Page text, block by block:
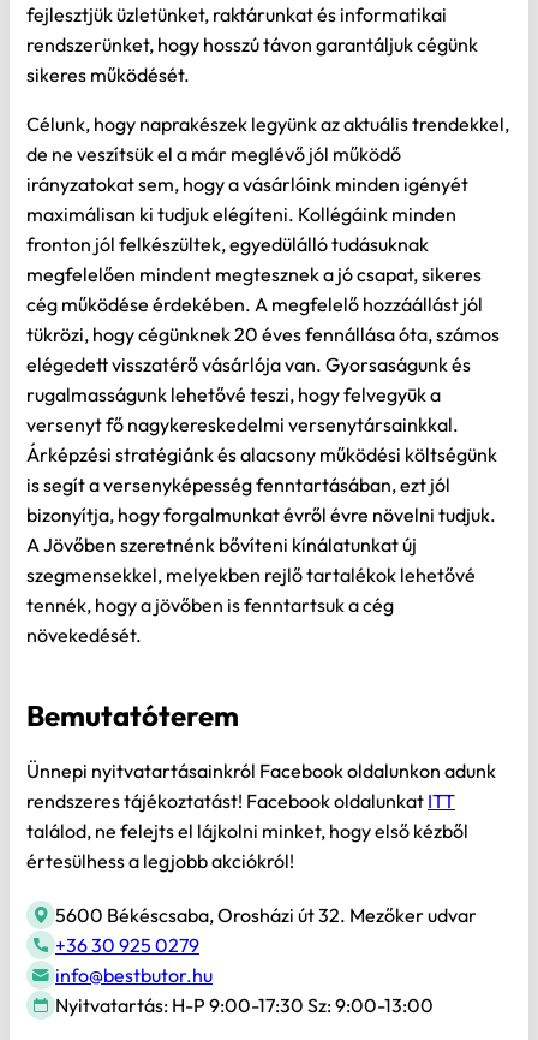
rendszerünket, hogy hosszú távon garantáljuk cégünk
sikeres működését.
de ne veszítsük el a már meglévő jól működő
irányzatokat sem, hogy a vásárlóink minden igényét
maximálisan ki tudjuk elégíteni. Kollégáink minden
fronton jól felkészültek, egyedülálló tudásuknak
megfelelően mindent megtesznek a jó csapat, sikeres
cég működése érdekében. A megfelelő hozzáállást jól
tükrözi, hogy cégünknek 20 éves fennállása óta, számos
elégedett visszatérő vásárlója van. Gyorsaságunk és
rugalmasságunk lehetővé teszi, hogy felvegyūk a
versenyt fő nagykereskedelmi versenytársainkkal.
Árképzési stratégiánk és alacsony működési költségünk
is segít a versenyképesség fenntartásában, ezt jól
bizonyítja, hogy forgalmunkat évről évre növelni tudjuk.
A Jövőben szeretnénk bővíteni kínálatunkat új
szegmensekkel, melyekben rejlő tartalékok lehetővé
tennék, hogy a jövőben is fenntartsuk a cég
növekedését.
rendszeres tájékoztatást! Facebook oldalunkatITT
találod, ne felejts el lájkolni minket, hogy első kézből
értesülhess a legjobb akciókról!
+36 30 925 0279
info@bestbutor.hu
Nyitvatartás: H-P 9:00-17:30 Sz: 9:00-13:00
Megnéznéd a kiszemelt bútort személyesen is? Látogass